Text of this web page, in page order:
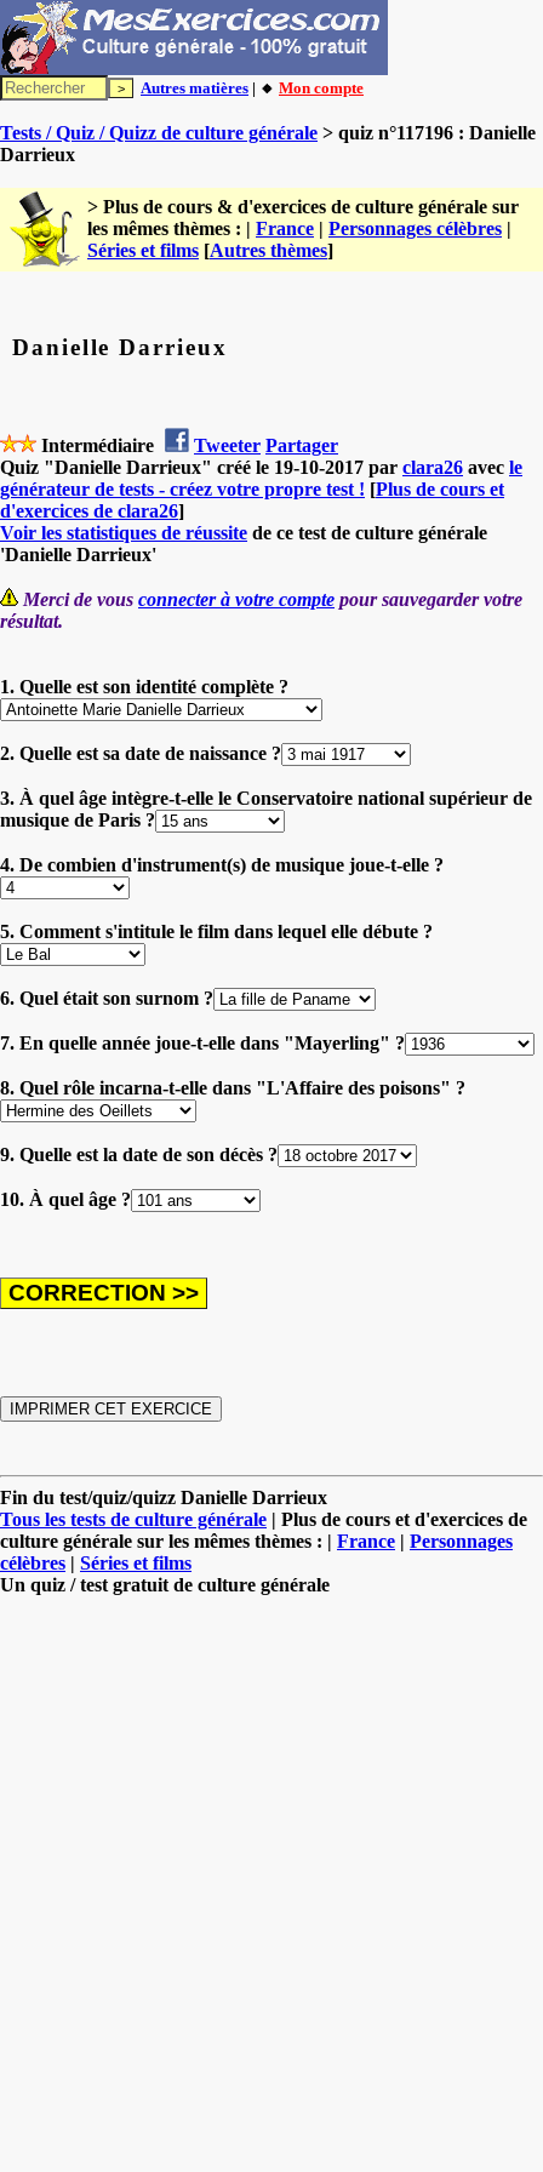
Autres matières | 🔸 Mon compte
Tests / Quiz / Quizz de culture générale > quiz n°117196 : Danielle
Darrieux
> Plus de cours & d'exercices de culture générale sur
les mêmes thèmes : | France | Personnages célèbres |
Séries et films [Autres thèmes]
Danielle Darrieux
Intermédiaire Tweeter Partager
Quiz "Danielle Darrieux" créé le 19-10-2017 par clara26 avec le
générateur de tests - créez votre propre test ! [Plus de cours et
d'exercices de clara26]
Voir les statistiques de réussite de ce test de culture générale
'Danielle Darrieux'
Merci de vous connecter à votre compte pour sauvegarder votre
résultat.
1. Quelle est son identité complète ?
2. Quelle est sa date de naissance ?
3. À quel âge intègre-t-elle le Conservatoire national supérieur de
musique de Paris ?
4. De combien d'instrument(s) de musique joue-t-elle ?
5. Comment s'intitule le film dans lequel elle débute ?
6. Quel était son surnom ?
7. En quelle année joue-t-elle dans "Mayerling" ?
8. Quel rôle incarna-t-elle dans "L'Affaire des poisons" ?
9. Quelle est la date de son décès ?
10. À quel âge ?
Fin du test/quiz/quizz Danielle Darrieux
Tous les tests de culture générale | Plus de cours et d'exercices de
culture générale sur les mêmes thèmes : | France | Personnages
célèbres | Séries et films
Un quiz / test gratuit de culture générale